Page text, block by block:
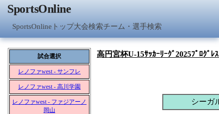
SportsOnline
SportsOnlineトップ大会検索チーム・選手検索
試合選択
レノファwest - サンフレ
レノファwest - 高川学園
レノファwest - ファジアーノ
岡山
高円宮杯U-15ｻｯｶｰﾘｰｸﾞ2025ﾌﾟﾛｸﾞﾚ
シーガ